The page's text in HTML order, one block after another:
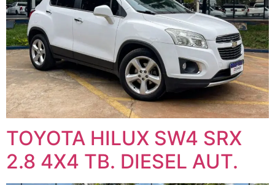
TOYOTA HILUX SW4 SRX
2.8 4X4 TB. DIESEL AUT.